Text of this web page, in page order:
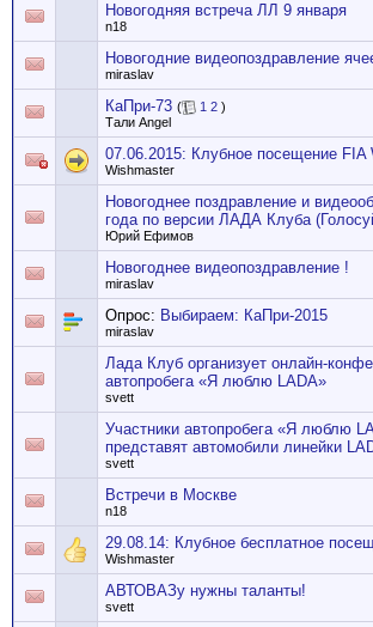
Новогодняя встреча ЛЛ 9 января
n18
Новогодние видеопоздравление
miraslav
КаПри-73 ( 1 2 )
Тали Angel
07.06.2015: Клубное посещение FIA
Wishmaster
Новогоднее поздравление и
года по версии ЛАДА Клуба
Юрий Ефимов
Новогоднее видеопоздравление !
miraslav
Опрос: Выбираем: КаПри-2015
miraslav
Лада Клуб организует онлайн-
автопробега «Я люблю LADA»
svett
Участники автопробега «Я люблю
представят автомобили линейки
svett
Встречи в Москве
n18
29.08.14: Клубное бесплатное
Wishmaster
АВТОВАЗу нужны таланты!
svett